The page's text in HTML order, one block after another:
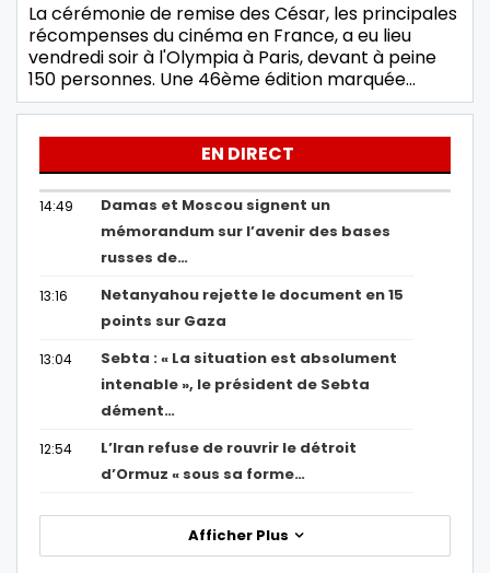
La cérémonie de remise des César, les principales
récompenses du cinéma en France, a eu lieu
vendredi soir à l'Olympia à Paris, devant à peine
150 personnes. Une 46ème édition marquée…
EN DIRECT
14:49
Damas et Moscou signent un
mémorandum sur l’avenir des bases
russes de…
13:16
Netanyahou rejette le document en 15
points sur Gaza
13:04
Sebta : « La situation est absolument
intenable », le président de Sebta
dément…
12:54
L’Iran refuse de rouvrir le détroit
d’Ormuz « sous sa forme…
Afficher Plus